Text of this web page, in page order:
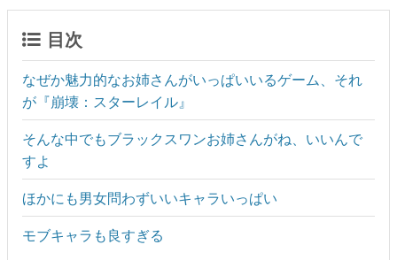
目次
なぜか魅力的なお姉さんがいっぱいいるゲーム、それ
が『崩壊：スターレイル』
そんな中でもブラックスワンお姉さんがね、いいんで
すよ
ほかにも男女問わずいいキャラいっぱい
モブキャラも良すぎる